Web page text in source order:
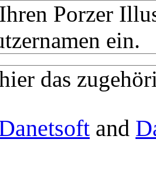
Porzer
ein.
das
and